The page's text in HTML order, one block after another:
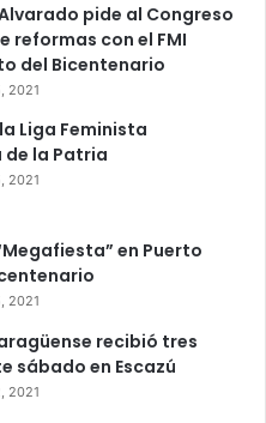
pide al Congreso
reformas con el FMI
del Bicentenario
2021
Liga Feminista
la Patria
2021
en Puerto
2021
recibió tres
sábado en Escazú
2021